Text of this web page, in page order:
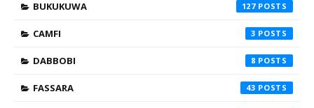
BUKUKUWA 127
CAMFI 3
DABBOBI 8
FASSARA 43